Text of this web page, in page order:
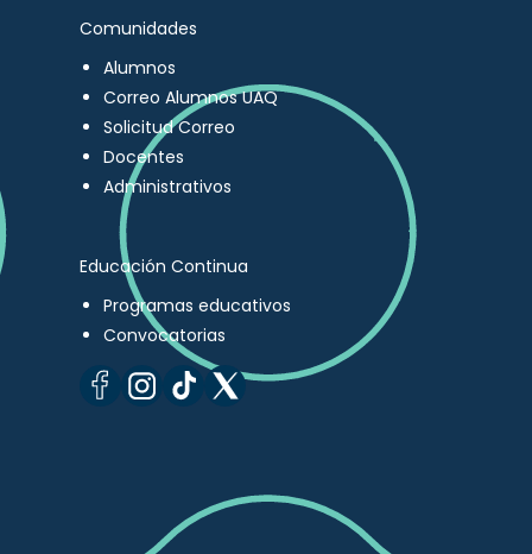
Comunidades
Alumnos
Correo Alumnos UAQ
Solicitud Correo
Docentes
Administrativos
Educación Continua
Programas educativos
Convocatorias